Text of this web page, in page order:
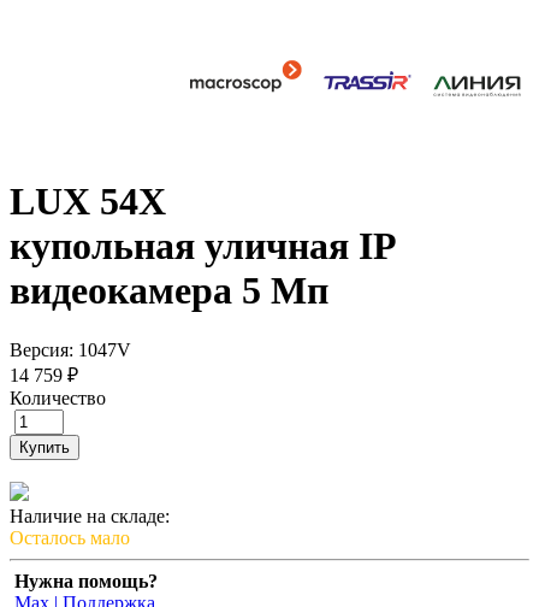
LUX 54X
купольная уличная IP
видеокамера 5 Мп
Версия: 1047V
14 759 ₽
Количество
Купить
Наличие на складе:
Осталось мало
Нужна помощь?
Max | Поддержка